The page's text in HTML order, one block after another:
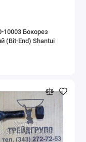
10003 Бокорез
(Bit-End) Shantui